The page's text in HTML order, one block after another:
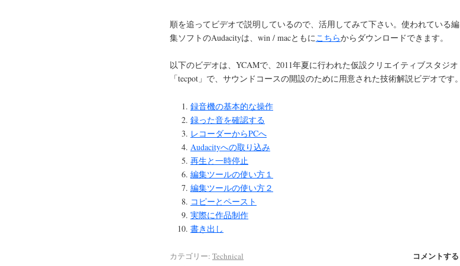
順を追ってビデオで説明しているので、活用してみて下さい。使われている編
集ソフトのAudacityは、win / macともに こちらからダウンロードできます。
以下のビデオは、YCAMで、2011年夏に行われた仮設クリエイティブスタジオ
「tecpot」で、サウンドコースの開設のために用意された技術解説ビデオです。
録音機の基本的な操作
録った音を確認する
レコーダーからPCへ
Audacityへの取り込み
再生と一時停止
編集ツールの使い方１
編集ツールの使い方２
コピーとペースト
実際に作品制作
書き出し
コメントする
カテゴリー: Technical